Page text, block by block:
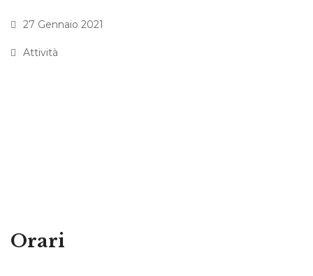
27 Gennaio 2021
Attività
Orari